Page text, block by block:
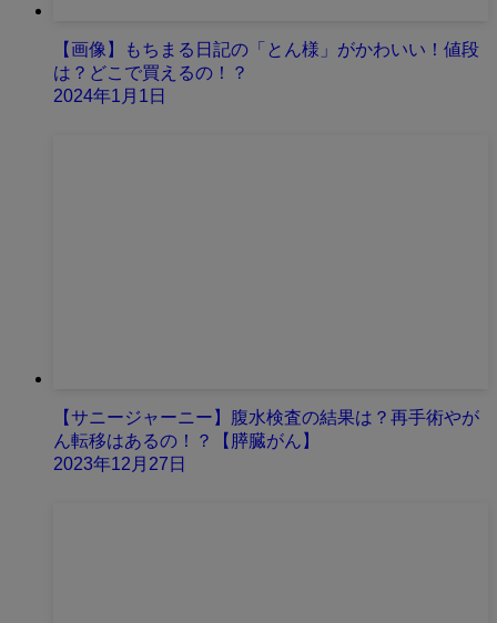
【画像】もちまる日記の「とん様」がかわいい！値段
は？どこで買えるの！？
2024年1月1日
【サニージャーニー】腹水検査の結果は？再手術やが
ん転移はあるの！？【膵臓がん】
2023年12月27日